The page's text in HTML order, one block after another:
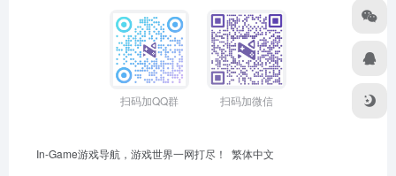
扫码加QQ群 扫码加微信
In-Game游戏导航，游戏世界一网打尽！ 繁体中文